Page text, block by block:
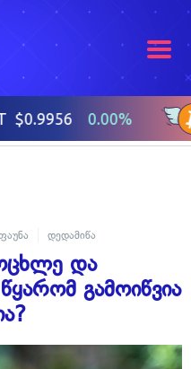
დედამიწა
და
გამოიწვია